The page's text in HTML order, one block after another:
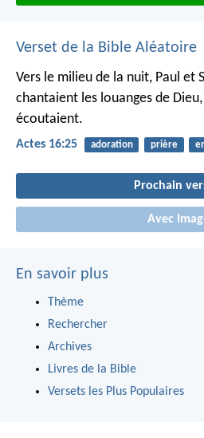
Verset de la Bible Aléatoire
Vers le milieu de la nuit, Paul et
chantaient les louanges de
écoutaient.
Actes 16:25 adoration prière
Prochain
Avec
En savoir plus
Thème
Rechercher
Archives
Livres de la Bible
Versets les Plus Populaires